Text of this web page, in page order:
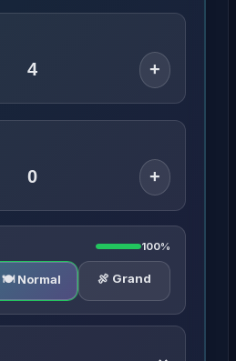
+
+
100%
🍽️ Normal 🍖 Grand